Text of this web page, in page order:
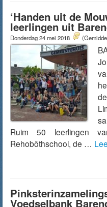
‘Handen uit de
leerlingen uit
Donderdag 24 mei 2018
Ruim 50 leerlingen
Rehobôthschool, de …
Voedselbank